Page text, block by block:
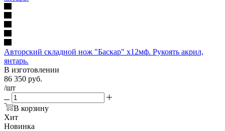
Авторский складной нож "Баскар" х12мф. Рукоять акрил,
янтарь.
В изготовлении
86 350 руб.
/шт
В корзину
Хит
Новинка